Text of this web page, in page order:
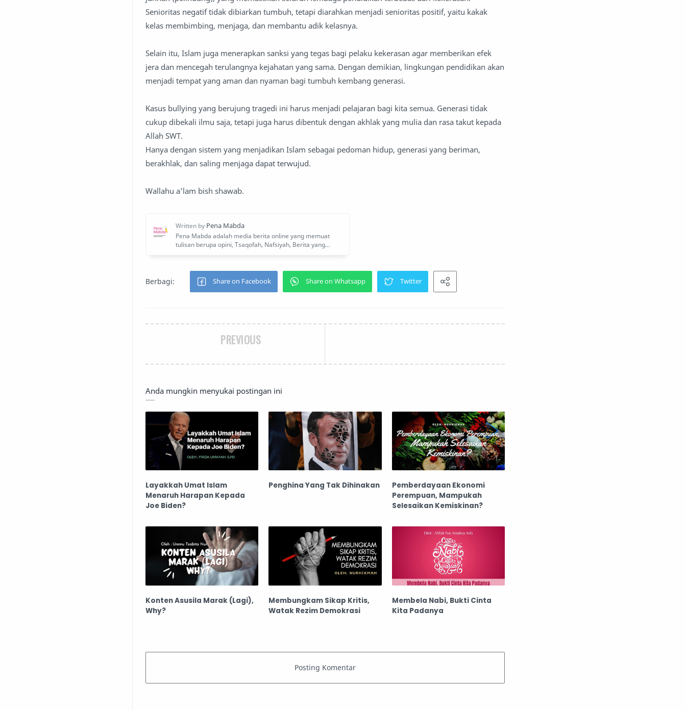
Senioritas negatif tidak dibiarkan tumbuh, tetapi diarahkan menjadi senioritas positif, yaitu kakak
kelas membimbing, menjaga, dan membantu adik kelasnya.
Selain itu, Islam juga menerapkan sanksi yang tegas bagi pelaku kekerasan agar memberikan efek
jera dan mencegah terulangnya kejahatan yang sama. Dengan demikian, lingkungan pendidikan akan
menjadi tempat yang aman dan nyaman bagi tumbuh kembang generasi.
Kasus bullying yang berujung tragedi ini harus menjadi pelajaran bagi kita semua. Generasi tidak
cukup dibekali ilmu saja, tetapi juga harus dibentuk dengan akhlak yang mulia dan rasa takut kepada
Allah SWT.
Hanya dengan sistem yang menjadikan Islam sebagai pedoman hidup, generasi yang beriman,
berakhlak, dan saling menjaga dapat terwujud.
Wallahu a'lam bish shawab.
PREVIOUS
Anda mungkin menyukai postingan ini
Layakkah Umat Islam
Menaruh Harapan Kepada
Joe Biden?
Penghina Yang Tak Dihinakan
Pemberdayaan Ekonomi
Perempuan, Mampukah
Selesaikan Kemiskinan?
Konten Asusila Marak (Lagi),
Why?
Membungkam Sikap Kritis,
Watak Rezim Demokrasi
Membela Nabi, Bukti Cinta
Kita Padanya